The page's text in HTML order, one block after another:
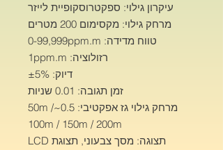
עיקרון גילוי: ספקטרוסקופיית לייזר
מרחק גילוי: מקסימום 200 מטרים
טווח מדידה: 0-99,999ppm.m
רזולוציה: 1ppm.m
דיוק: ±5%
זמן תגובה: 0.01 שניות
מרחק גילוי גז אפקטיבי: 0.5~50m /
100m / 150m / 200m
תצוגה: מסך צבעוני, תצוגת LCD